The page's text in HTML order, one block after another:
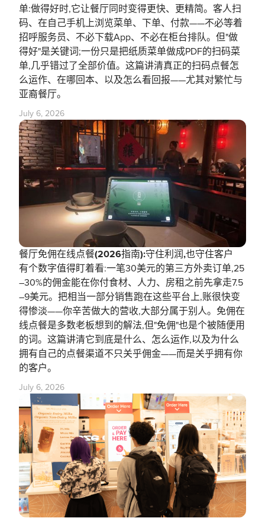
单:做得好时,它让餐厅同时变得更快、更精简。客人扫
码、在自己手机上浏览菜单、下单、付款——不必等着
招呼服务员、不必下载App、不必在柜台排队。但"做
得好"是关键词;一份只是把纸质菜单做成PDF的扫码菜
单,几乎错过了全部价值。这篇讲清真正的扫码点餐怎
么运作、在哪回本、以及怎么看回报——尤其对繁忙与
亚裔餐厅。
July 6, 2026
餐厅免佣在线点餐(2026指南):守住利润,也守住客户
有个数字值得盯着看:一笔30美元的第三方外卖订单,25
–30%的佣金能在你付食材、人力、房租之前先拿走7.5
–9美元。把相当一部分销售跑在这些平台上,账很快变
得惨淡——你辛苦做大的营收,大部分属于别人。免佣在
线点餐是多数老板想到的解法,但"免佣"也是个被随便用
的词。这篇讲清它到底是什么、怎么运作,以及为什么
拥有自己的点餐渠道不只关乎佣金——而是关乎拥有你
的客户。
July 6, 2026